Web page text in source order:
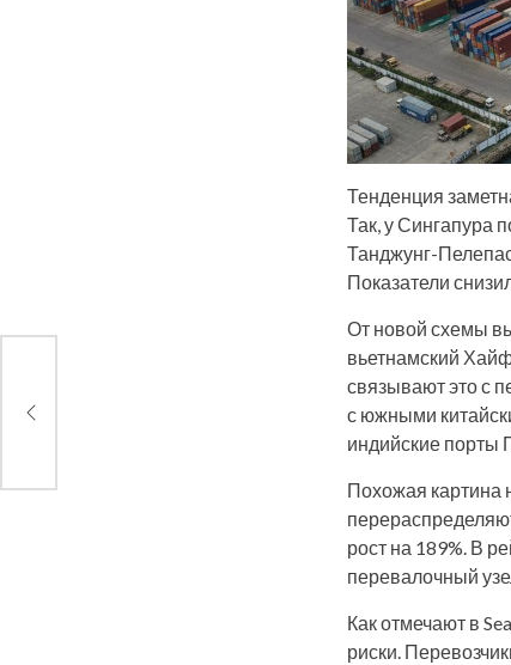
Тенденция
Так, у Сингапура
Танджунг-
Показатели
От новой схемы
вьетнамский
связывают это с
с южными
индийские порты
Похожая картина
рост на 189%. В
перевалочный
Как отмечают в
риски.